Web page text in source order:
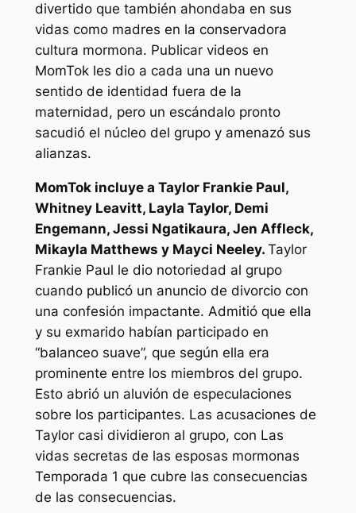
divertido que también ahondaba en sus
vidas como madres en la conservadora
cultura mormona. Publicar videos en
MomTok les dio a cada una un nuevo
sentido de identidad fuera de la
maternidad, pero un escándalo pronto
sacudió el núcleo del grupo y amenazó sus
alianzas.
MomTok incluye a Taylor Frankie Paul,
Whitney Leavitt, Layla Taylor, Demi
Engemann, Jessi Ngatikaura, Jen Affleck,
Mikayla Matthews y Mayci Neeley. Taylor
Frankie Paul le dio notoriedad al grupo
cuando publicó un anuncio de divorcio con
una confesión impactante. Admitió que ella
y su exmarido habían participado en
“balanceo suave”, que según ella era
prominente entre los miembros del grupo.
Esto abrió un aluvión de especulaciones
sobre los participantes. Las acusaciones de
Taylor casi dividieron al grupo, con Las
vidas secretas de las esposas mormonas
Temporada 1 que cubre las consecuencias
de las consecuencias.